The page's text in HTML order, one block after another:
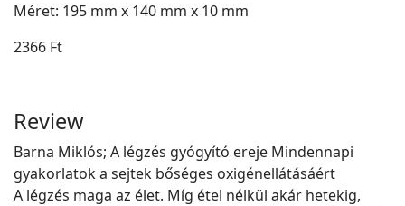
Méret: 195 mm x 140 mm x 10 mm
2366 Ft
Review
Barna Miklós; A légzés gyógyító ereje Mindennapi
gyakorlatok a sejtek bőséges oxigénellátásáért
A légzés maga az élet. Míg étel nélkül akár hetekig,